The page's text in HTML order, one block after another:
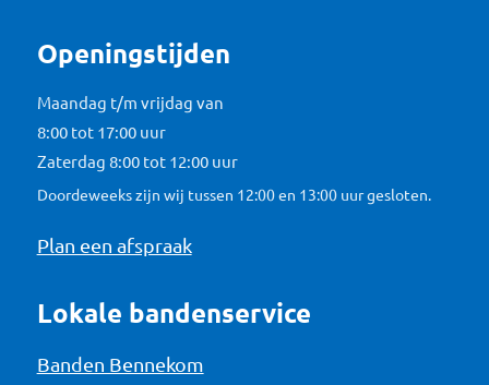
Openingstijden
Maandag t/m vrijdag van
8:00 tot 17:00 uur
Zaterdag 8:00 tot 12:00 uur
Doordeweeks zijn wij tussen 12:00 en 13:00 uur gesloten.
Plan een afspraak
Lokale bandenservice
Banden Bennekom